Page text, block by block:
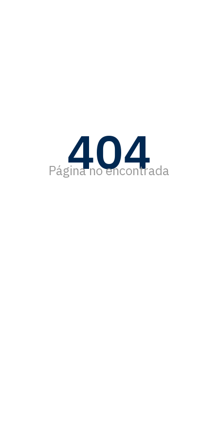
404
Página no encontrada